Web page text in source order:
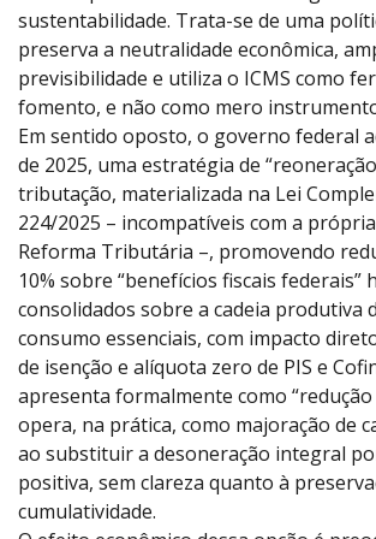
sustentabilidade. Trata-se de uma
preserva a neutralidade econômica,
previsibilidade e utiliza o ICMS como
fomento, e não como mero
Em sentido oposto, o governo federal
de 2025, uma estratégia de
tributação, materializada na Lei
224/2025 – incompatíveis com a
Reforma Tributária –, promovendo
10% sobre “benefícios fiscais federais”
consolidados sobre a cadeia produtiva
consumo essenciais, com impacto
de isenção e alíquota zero de PIS e
apresenta formalmente como “redução
opera, na prática, como majoração de
ao substituir a desoneração integral
positiva, sem clareza quanto à
cumulatividade.